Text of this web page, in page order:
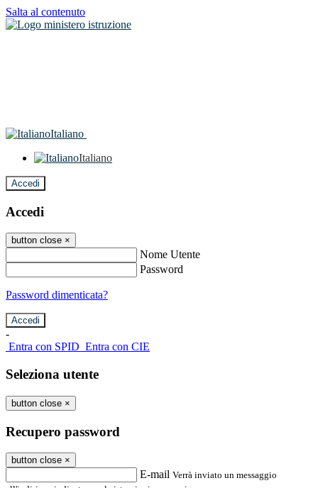
Salta al contenuto
Italiano
Italiano
Accedi
Accedi
button close ×
Nome Utente
Password
Password dimenticata?
-
Entra con SPID Entra con CIE
Seleziona utente
button close ×
Recupero password
button close ×
E-mail Verrà inviato un messaggio